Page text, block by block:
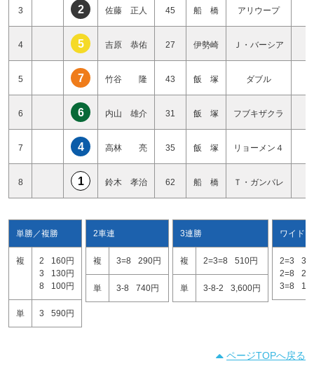
3 2 佐藤 正人 45 船 橋 アリウープ
4 5 吉原 恭佑 27 伊勢崎 Ｊ・バーシア
5 7 竹谷 隆 43 飯 塚 ダブル
6 6 内山 雄介 31 飯 塚 フブキザクラ
7 4 高林 亮 35 飯 塚 リョーメン４
8 1 鈴木 孝治 62 船 橋 Ｔ・ガンバレ
単勝／複勝
複 2
160円
3
130円
8
100円
単 3 590円
2車連
複 3=8 290円
単 3-8 740円
3連勝
複 2=3=8 510円
単 3-8-2 3,600円
ワイド
2=3
2=8
3=8
ページTOPへ戻る